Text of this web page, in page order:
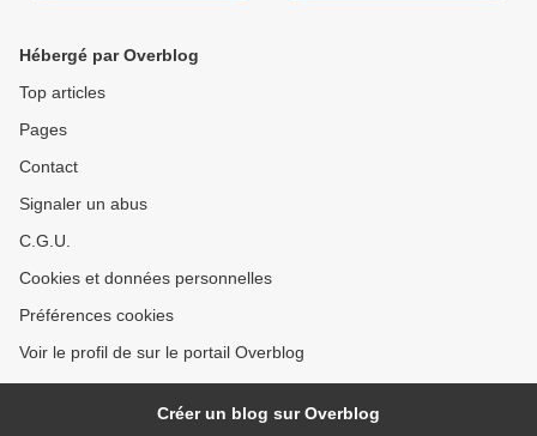
Hébergé par Overblog
Top articles
Pages
Contact
Signaler un abus
C.G.U.
Cookies et données personnelles
Préférences cookies
Voir le profil de sur le portail Overblog
Créer un blog sur Overblog